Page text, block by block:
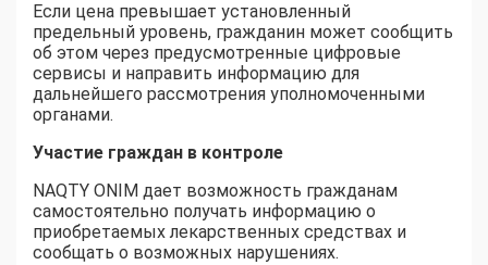
Если цена превышает установленный
предельный уровень, гражданин может сообщить
об этом через предусмотренные цифровые
сервисы и направить информацию для
дальнейшего рассмотрения уполномоченными
органами.
Участие граждан в контроле
NAQTY ONIM дает возможность гражданам
самостоятельно получать информацию о
приобретаемых лекарственных средствах и
сообщать о возможных нарушениях.